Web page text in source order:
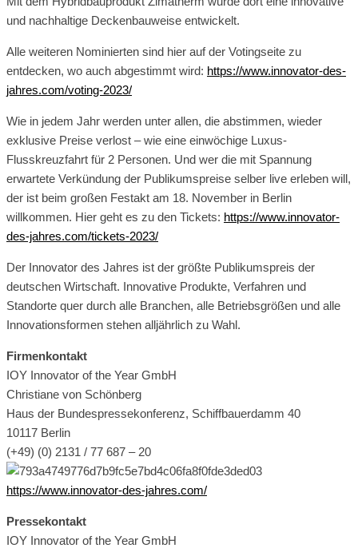
und nachhaltige Deckenbauweise entwickelt.
Alle weiteren Nominierten sind hier auf der Votingseite zu
entdecken, wo auch abgestimmt wird: https://www.innovator-des-
jahres.com/voting-2023/
Wie in jedem Jahr werden unter allen, die abstimmen, wieder
exklusive Preise verlost – wie eine einwöchige Luxus-
Flusskreuzfahrt für 2 Personen. Und wer die mit Spannung
erwartete Verkündung der Publikumspreise selber live erleben will,
der ist beim großen Festakt am 18. November in Berlin
willkommen. Hier geht es zu den Tickets: https://www.innovator-
des-jahres.com/tickets-2023/
Der Innovator des Jahres ist der größte Publikumspreis der
deutschen Wirtschaft. Innovative Produkte, Verfahren und
Standorte quer durch alle Branchen, alle Betriebsgrößen und alle
Innovationsformen stehen alljährlich zu Wahl.
Firmenkontakt
IOY Innovator of the Year GmbH
Christiane von Schönberg
Haus der Bundespressekonferenz, Schiffbauerdamm 40
10117 Berlin
(+49) (0) 2131 / 77 687 – 20
https://www.innovator-des-jahres.com/
Pressekontakt
IOY Innovator of the Year GmbH